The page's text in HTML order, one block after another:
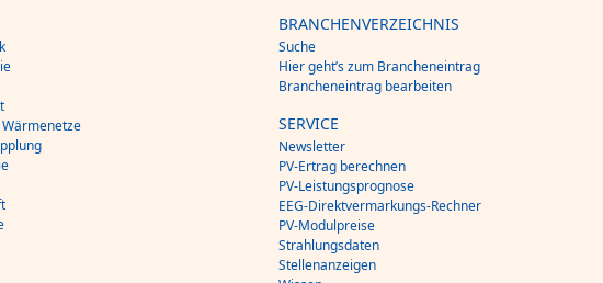
BRANCHENVERZEICHNIS
Suche
Hier geht’s zum Brancheneintrag
Brancheneintrag bearbeiten
SERVICE
Newsletter
PV-Ertrag berechnen
PV-Leistungsprognose
EEG-Direktvermarkungs-Rechner
PV-Modulpreise
Strahlungsdaten
Stellenanzeigen